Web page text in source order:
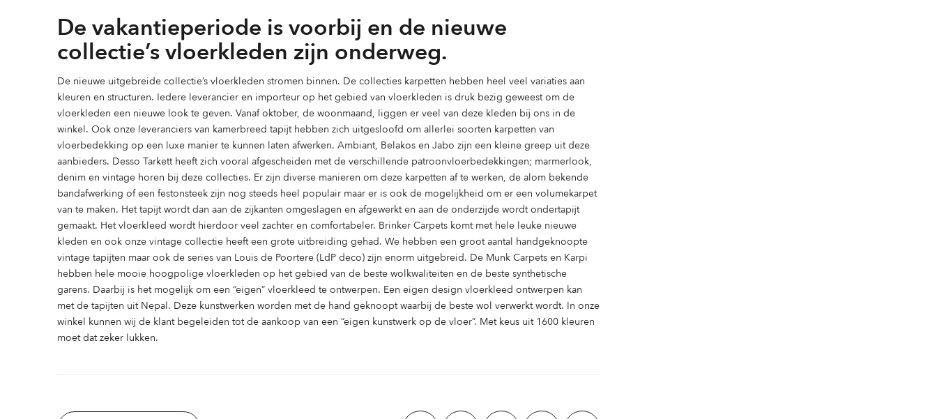
De vakantieperiode is voorbij en de nieuwe
collectie’s vloerkleden zijn onderweg.
De nieuwe uitgebreide collectie’s vloerkleden stromen binnen. De collecties karpetten hebben heel veel variaties aan
kleuren en structuren. Iedere leverancier en importeur op het gebied van vloerkleden is druk bezig geweest om de
vloerkleden een nieuwe look te geven. Vanaf oktober, de woonmaand, liggen er veel van deze kleden bij ons in de
winkel. Ook onze leveranciers van kamerbreed tapijt hebben zich uitgesloofd om allerlei soorten karpetten van
vloerbedekking op een luxe manier te kunnen laten afwerken. Ambiant, Belakos en Jabo zijn een kleine greep uit deze
aanbieders. Desso Tarkett heeft zich vooral afgescheiden met de verschillende patroonvloerbedekkingen; marmerlook,
denim en vintage horen bij deze collecties. Er zijn diverse manieren om deze karpetten af te werken, de alom bekende
bandafwerking of een festonsteek zijn nog steeds heel populair maar er is ook de mogelijkheid om er een volumekarpet
van te maken. Het tapijt wordt dan aan de zijkanten omgeslagen en afgewerkt en aan de onderzijde wordt ondertapijt
gemaakt. Het vloerkleed wordt hierdoor veel zachter en comfortabeler. Brinker Carpets komt met hele leuke nieuwe
kleden en ook onze vintage collectie heeft een grote uitbreiding gehad. We hebben een groot aantal handgeknoopte
vintage tapijten maar ook de series van Louis de Poortere (LdP deco) zijn enorm uitgebreid. De Munk Carpets en Karpi
hebben hele mooie hoogpolige vloerkleden op het gebied van de beste wolkwaliteiten en de beste synthetische
garens. Daarbij is het mogelijk om een “eigen” vloerkleed te ontwerpen. Een eigen design vloerkleed ontwerpen kan
met de tapijten uit Nepal. Deze kunstwerken worden met de hand geknoopt waarbij de beste wol verwerkt wordt. In onze
winkel kunnen wij de klant begeleiden tot de aankoop van een “eigen kunstwerk op de vloer”. Met keus uit 1600 kleuren
moet dat zeker lukken.